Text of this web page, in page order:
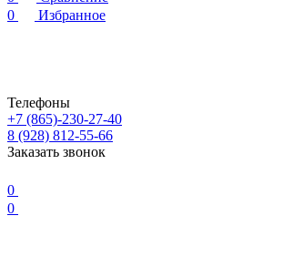
0
Избранное
Телефоны
+7 (865)-230-27-40
8 (928) 812-55-66
Заказать звонок
0
0